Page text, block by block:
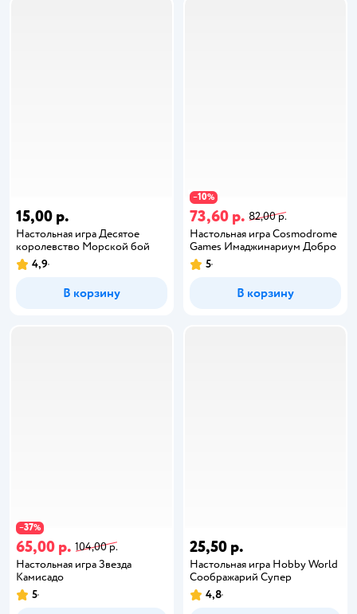
15,00 р.
Настольная игра Десятое
королевство Морской бой
4,9
В корзину
−10%
73,60 р. 82,00 р.
Настольная игра Cosmodrome
Games Имаджинариум Добро
5
В корзину
−37%
65,00 р. 104,00 р.
Настольная игра Звезда
Камисадо
5
25,50 р.
Настольная игра Hobby World
Соображарий Супер
4,8